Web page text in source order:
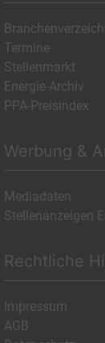
Termine
Stellenmarkt
Energie-Archiv
PPA-Preisindex
Werbung &
Mediadaten
Stellenanzeigen
Rechtliche
Impressum
AGB